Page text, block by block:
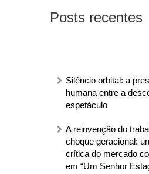
Posts recentes
Silêncio orbital: a
humana entre a
espetáculo
A reinvenção do
choque geracional:
crítica do mercado
em “Um Senhor